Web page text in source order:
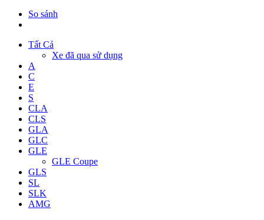
So sánh
Tất Cả
Xe đã qua sử dụng
A
C
E
S
CLA
CLS
GLA
GLC
GLE
GLE Coupe
GLS
SL
SLK
AMG